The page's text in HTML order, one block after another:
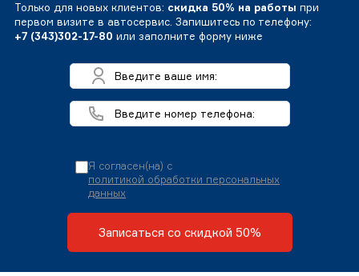
Только для новых клиентов: скидка 50% на работы при
первом визите в автосервис. Запишитесь по телефону:
+7 (343)302-17-80 или заполните форму ниже
Я согласен(на) с
политикой обработки персональных
данных
Записаться со скидкой 50%